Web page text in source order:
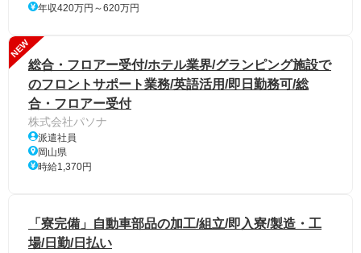
年収420万円～620万円
NEW
総合・フロアー受付/ホテル業界/グランピング施設で
のフロントサポート業務/英語活用/即日勤務可/総
合・フロアー受付
株式会社パソナ
派遣社員
岡山県
時給1,370円
「寮完備」自動車部品の加工/組立/即入寮/製造・工
場/日勤/日払い